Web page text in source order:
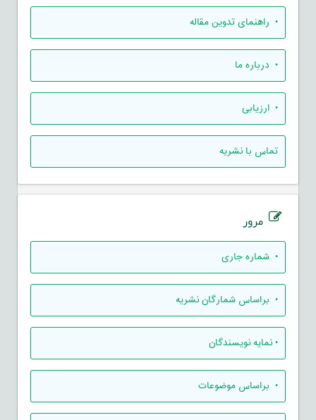
• راهنمای تدوين مقاله
• درباره ما
• ارزيابی
تماس با نشریه
مرور
• شماره جاری
• براساس شمارگان نشریه
•نمایه نویسندگان
• براساس موضوعات